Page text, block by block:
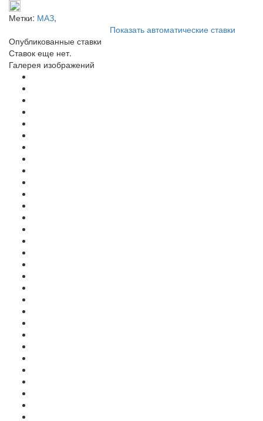
Метки: МАЗ,
Показать автоматические ставки
Опубликованные ставки
Ставок еще нет.
Галерея изображений